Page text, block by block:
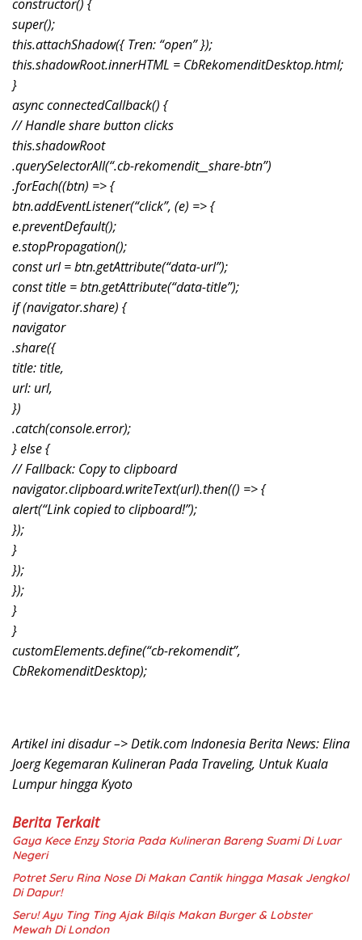
constructor() {
super();
this.attachShadow({ Tren: “open” });
this.shadowRoot.innerHTML = CbRekomenditDesktop.html;
}
async connectedCallback() {
// Handle share button clicks
this.shadowRoot
.querySelectorAll(“.cb-rekomendit__share-btn”)
.forEach((btn) => {
btn.addEventListener(“click”, (e) => {
e.preventDefault();
e.stopPropagation();
const url = btn.getAttribute(“data-url”);
const title = btn.getAttribute(“data-title”);
if (navigator.share) {
navigator
.share({
title: title,
url: url,
})
.catch(console.error);
} else {
// Fallback: Copy to clipboard
navigator.clipboard.writeText(url).then(() => {
alert(“Link copied to clipboard!”);
});
}
});
});
}
}
customElements.define(“cb-rekomendit”,
CbRekomenditDesktop);
Artikel ini disadur –> Detik.com Indonesia Berita News: Elina
Joerg Kegemaran Kulineran Pada Traveling, Untuk Kuala
Lumpur hingga Kyoto
Berita Terkait
Gaya Kece Enzy Storia Pada Kulineran Bareng Suami Di Luar
Negeri
Potret Seru Rina Nose Di Makan Cantik hingga Masak Jengkol
Di Dapur!
Seru! Ayu Ting Ting Ajak Bilqis Makan Burger & Lobster
Mewah Di London